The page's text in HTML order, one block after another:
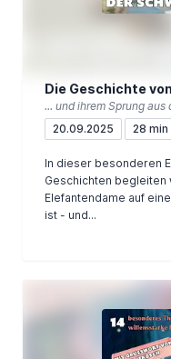
Die Geschichte
... und ihrem Sprung
20.09.2025
28 min
In dieser besonderen
Geschichten begleiten
Elefantendame auf
ist - und...